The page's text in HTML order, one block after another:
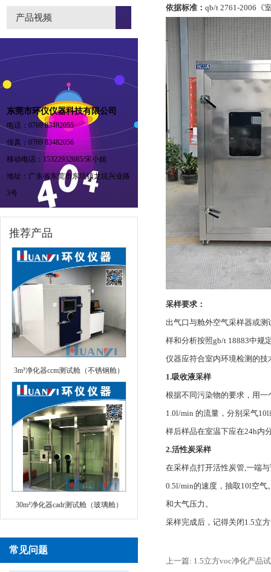
产品视频
东莞市环仪仪器科技有限公司
电话：0769 83482055
传真：0769 83482056
移动电话：15322932685/宋小姐
地址：广东省东莞市东坑镇龙坑兴业路
3号
推荐产品
3m³净化器ccm测试舱（不锈钢舱）
30m³净化器cadr测试舱（玻璃舱）
常见问题
依据标准：qb/t 2761-2006《
采样要求：
出气口与舱外空气采样器或
样和分析按照gb/t 18883中规
仪器应符合室内环境检测的
1.吸收液采样
根据不 同污染物的要求，用
1.0l/min 的流量，分别采气
样后样品在室温下应在24h内
2.活性炭采样
在采样点打开活性炭管,一端
0.5l/min的速度，抽取10l空气
和大气压力。
采样完成后，记得关闭1.5立
上一篇: 1.5立方voc净化产品